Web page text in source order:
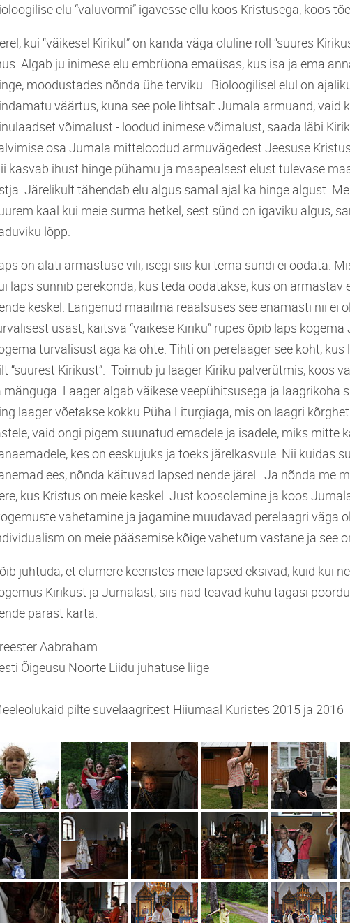
elu “valuvormi” igavesse ellu koos Kristusega, koos
kui “väikesel Kirikul” on kanda väga oluline roll “suures
Algab ju inimese elu embrüona emaüsas, kus isa ja ema
moodustades nõnda ühe terviku. Bioloogilisel elul on
väärtus, kuna see pole lihtsalt Jumala armuand, vaid
võimalust - loodud inimese võimalust, saada läbi
osa Jumala mitteloodud armuvägedest Jeesuse
kasvab ihust hinge pühamu ja maapealsest elust tulevase
Järelikult tähendab elu algus samal ajal ka hinge algust.
kaal kui meie surma hetkel, sest sünd on igaviku algus,
lõpp.
on alati armastuse vili, isegi siis kui tema sündi ei oodata.
laps sünnib perekonda, kus teda oodatakse, kus on armastav
keskel. Langenud maailma reaalsuses see enamasti nii ei
üsast, kaitsva “väikese Kiriku” rüpes õpib laps
turvalisust aga ka ohte. Tihti on perelaager see koht, kus
“suurest Kirikust”. Toimub ju laager Kiriku palverütmis, koos
mänguga. Laager algab väikese veepühitsusega ja laagrikoha
laager võetakse kokku Püha Liturgiaga, mis on laagri
vaid ongi pigem suunatud emadele ja isadele, miks mitte
kes on eeskujuks ja toeks järelkasvule. Nii kuidas
ees, nõnda käituvad lapsed nende järel. Ja nõnda me
kus Kristus on meie keskel. Just koosolemine ja koos
vahetamine ja jagamine muudavad perelaagri väga
on meie pääsemise kõige vahetum vastane ja see
juhtuda, et elumere keeristes meie lapsed eksivad, kuid kui
Kirikust ja Jumalast, siis nad teavad kuhu tagasi
pärast karta.
Aabraham
Õigeusu Noorte Liidu juhatuse liige
pilte suvelaagritest Hiiumaal Kuristes 2015 ja 2016